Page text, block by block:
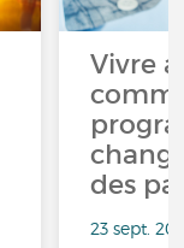
Vivre
des
23 sept.